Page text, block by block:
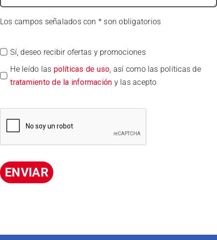
Los campos señalados con * son obligatorios
Sí, deseo recibir ofertas y promociones
He leído las políticas de uso , así como las políticas de
tratamiento de la información y las acepto
ENVIAR